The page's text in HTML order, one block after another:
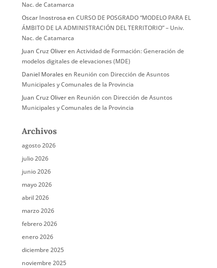
Nac. de Catamarca
Oscar Inostrosa en CURSO DE POSGRADO “MODELO PARA EL
ÁMBITO DE LA ADMINISTRACIÓN DEL TERRITORIO” – Univ.
Nac. de Catamarca
Juan Cruz Oliveren Actividad de Formación: Generación de
modelos digitales de elevaciones (MDE)
Daniel Moralesen Reunión con Dirección de Asuntos
Municipales y Comunales de la Provincia
Juan Cruz Oliveren Reunión con Dirección de Asuntos
Municipales y Comunales de la Provincia
Archivos
agosto 2026
julio 2026
junio 2026
mayo 2026
abril 2026
marzo 2026
febrero 2026
enero 2026
diciembre 2025
noviembre 2025